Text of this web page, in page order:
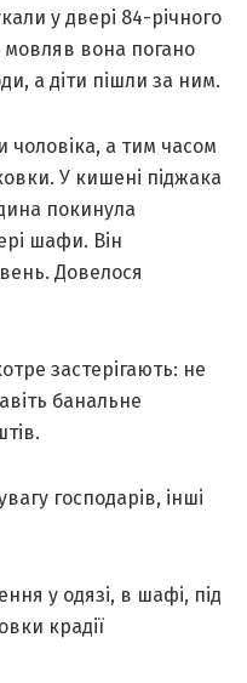
у двері 84-річного
вона погано
а діти пішли за ним.
чоловіка, а тим часом
У кишені піджака
покинула
шафи. Він
Довелося
застерігають: не
банальне
господарів, інші
у одязі, в шафі, під
крадії